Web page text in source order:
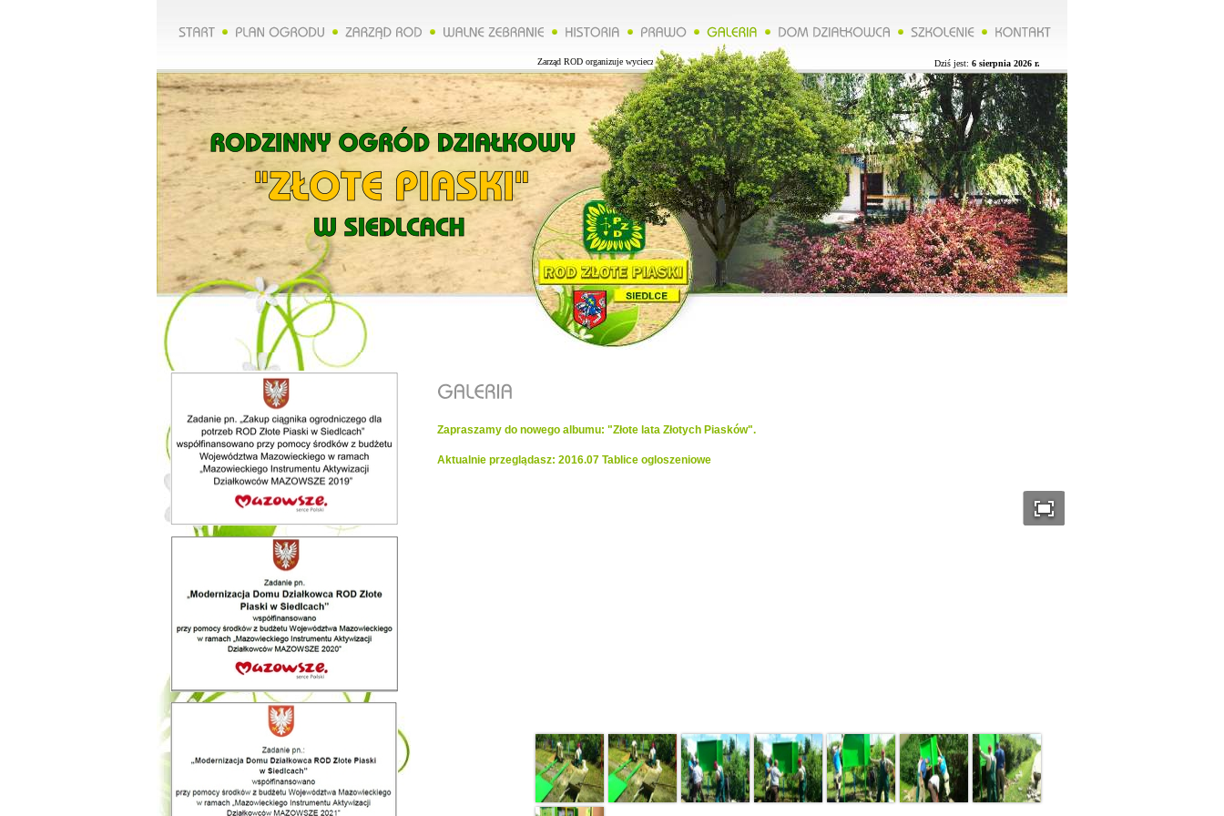
Zarząd ROD organizuje wycieczkę do Lublina więcej na naszej stronie.**********Zarząd ROD organizuje wycieczkę do Lublina więcej na naszej stronie.**********Zarząd ROD
Dziś jest: 6 sierpnia 2026 r.
Zapraszamy do nowego albumu: "Złote lata Złotych Piasków".
Aktualnie przeglądasz: 2016.07 Tablice ogloszeniowe